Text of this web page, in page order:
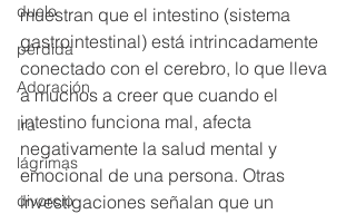
duelo
pérdida
Adoración
Ira
lágrimas
divorcio
muestran que el intestino (sistema
gastrointestinal) está intrincadamente
conectado con el cerebro, lo que lleva
a muchos a creer que cuando el
intestino funciona mal, afecta
negativamente la salud mental y
emocional de una persona. Otras
investigaciones señalan que un